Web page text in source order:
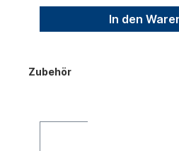
In den
Zubehör